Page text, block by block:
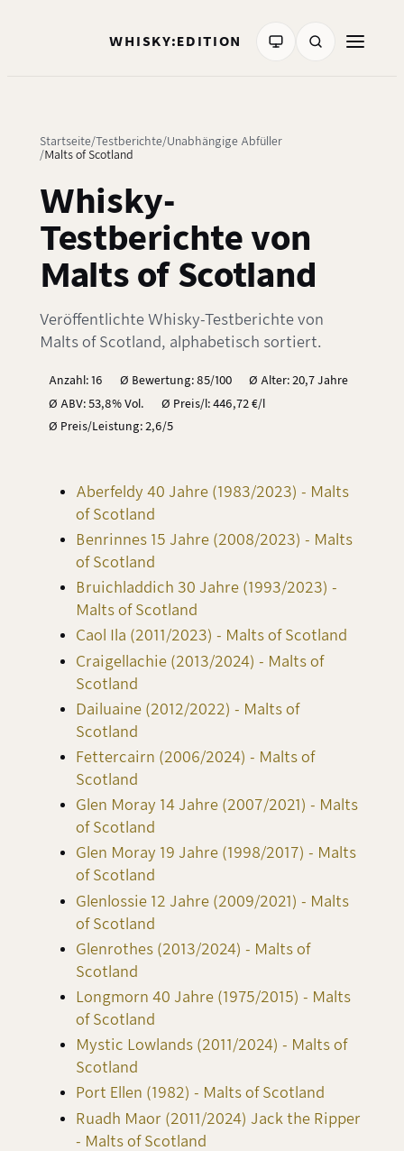
WHISKY:EDITION
Startseite Testberichte Unabhängige Abfüller
Malts of Scotland
Whisky-
Testberichte von
Malts of Scotland
Veröffentlichte Whisky-Testberichte von
Malts of Scotland, alphabetisch sortiert.
Anzahl: 16 Ø Bewertung: 85/100
Ø Alter: 20,7 Jahre
Ø ABV: 53,8% Vol.
Ø Preis/l: 446,72 €/l
Ø Preis/Leistung: 2,6/5
Aberfeldy 40 Jahre (1983/2023) - Malts
of Scotland
Benrinnes 15 Jahre (2008/2023) - Malts
of Scotland
Bruichladdich 30 Jahre (1993/2023) -
Malts of Scotland
Caol Ila (2011/2023) - Malts of Scotland
Craigellachie (2013/2024) - Malts of
Scotland
Dailuaine (2012/2022) - Malts of
Scotland
Fettercairn (2006/2024) - Malts of
Scotland
Glen Moray 14 Jahre (2007/2021) - Malts
of Scotland
Glen Moray 19 Jahre (1998/2017) - Malts
of Scotland
Glenlossie 12 Jahre (2009/2021) - Malts
of Scotland
Glenrothes (2013/2024) - Malts of
Scotland
Longmorn 40 Jahre (1975/2015) - Malts
of Scotland
Mystic Lowlands (2011/2024) - Malts of
Scotland
Port Ellen (1982) - Malts of Scotland
Ruadh Maor (2011/2024) Jack the Ripper
- Malts of Scotland